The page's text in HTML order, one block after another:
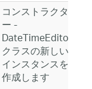
コンストラクタ
ー -
DateTimeEditor
クラスの新しい
インスタンスを
作成します